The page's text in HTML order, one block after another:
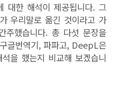
대한 해석이 제공됩니다. 그
우리말로 옮긴 것이라고 가
주했습니다. 총 다섯 문장을
글번역기, 파파고, DeepL은
을 했는지 비교해 보겠습니